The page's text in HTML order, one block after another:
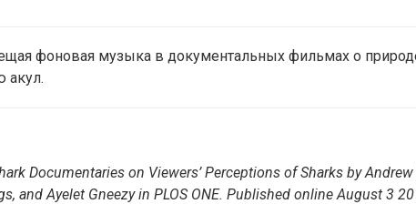
фоновая музыка в документальных фильмах о
акул.
Documentaries on Viewers’ Perceptions of Sharks by Andrew
and Ayelet Gneezy in PLOS ONE. Published online August 3